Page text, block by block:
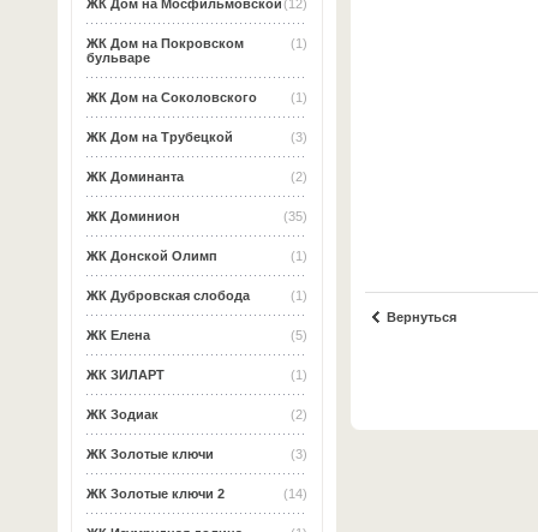
(12)
ЖК Дом на Мосфильмовской
(1)
ЖК Дом на Покровском
бульваре
(1)
ЖК Дом на Соколовского
(3)
ЖК Дом на Трубецкой
(2)
ЖК Доминанта
(35)
ЖК Доминион
(1)
ЖК Донской Олимп
(1)
ЖК Дубровская слобода
(5)
ЖК Елена
(1)
ЖК ЗИЛАРТ
(2)
ЖК Зодиак
(3)
ЖК Золотые ключи
(14)
ЖК Золотые ключи 2
Вернуться